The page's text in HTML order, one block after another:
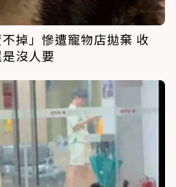
掉」慘遭寵物店拋棄 收
沒人要